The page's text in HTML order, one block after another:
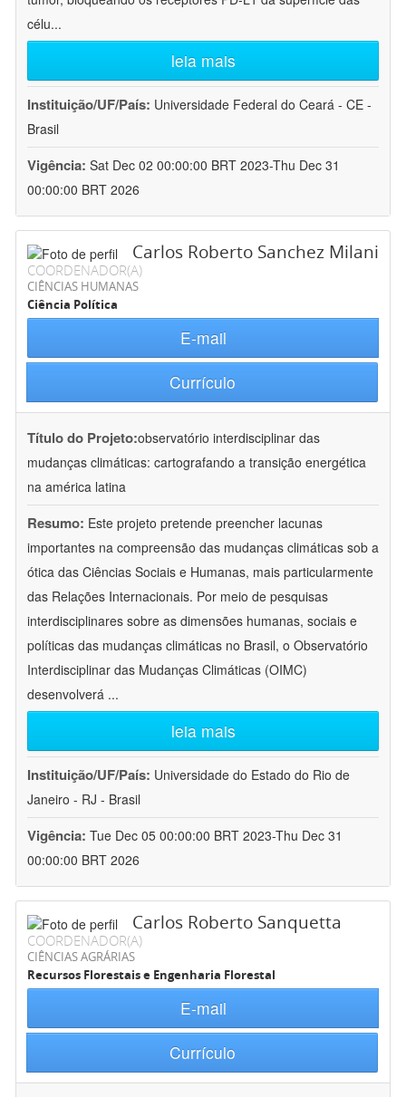
célu...
leia mais
Instituição/UF/País: Universidade Federal do Ceará - CE -
Brasil
Vigência: Sat Dec 02 00:00:00 BRT 2023-Thu Dec 31
00:00:00 BRT 2026
Carlos Roberto Sanchez Milani
COORDENADOR(A)
CIÊNCIAS HUMANAS
Ciência Política
E-mail
Currículo
Título do Projeto:observatório interdisciplinar das
mudanças climáticas: cartografando a transição energética
na américa latina
Resumo: Este projeto pretende preencher lacunas
importantes na compreensão das mudanças climáticas sob a
ótica das Ciências Sociais e Humanas, mais particularmente
das Relações Internacionais. Por meio de pesquisas
interdisciplinares sobre as dimensões humanas, sociais e
políticas das mudanças climáticas no Brasil, o Observatório
Interdisciplinar das Mudanças Climáticas (OIMC)
desenvolverá ...
leia mais
Instituição/UF/País: Universidade do Estado do Rio de
Janeiro - RJ - Brasil
Vigência: Tue Dec 05 00:00:00 BRT 2023-Thu Dec 31
00:00:00 BRT 2026
Carlos Roberto Sanquetta
COORDENADOR(A)
CIÊNCIAS AGRÁRIAS
Recursos Florestais e Engenharia Florestal
E-mail
Currículo